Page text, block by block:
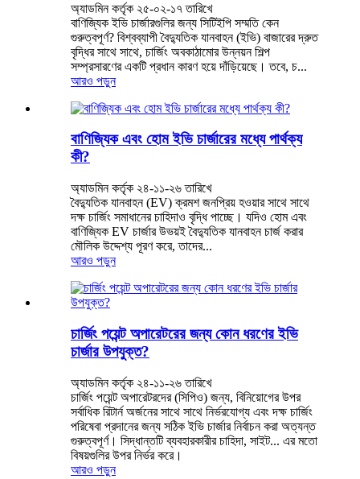
অ্যাডমিন কর্তৃক ২৫-০২-১৭ তারিখে
বাণিজ্যিক ইভি চার্জারগুলির জন্য সিটিইপি সম্মতি কেন
গুরুত্বপূর্ণ? বিশ্বব্যাপী বৈদ্যুতিক যানবাহন (ইভি) বাজারের দ্রুত
বৃদ্ধির সাথে সাথে, চার্জিং অবকাঠামোর উন্নয়ন শিল্প
সম্প্রসারণের একটি প্রধান কারণ হয়ে দাঁড়িয়েছে। তবে, চ...
আরও পড়ুন
বাণিজ্যিক এবং হোম ইভি চার্জারের মধ্যে পার্থক্য
কী?
অ্যাডমিন কর্তৃক ২৪-১১-২৬ তারিখে
বৈদ্যুতিক যানবাহন (EV) ক্রমশ জনপ্রিয় হওয়ার সাথে সাথে
দক্ষ চার্জিং সমাধানের চাহিদাও বৃদ্ধি পাচ্ছে। যদিও হোম এবং
বাণিজ্যিক EV চার্জার উভয়ই বৈদ্যুতিক যানবাহন চার্জ করার
মৌলিক উদ্দেশ্য পূরণ করে, তাদের...
আরও পড়ুন
চার্জিং পয়েন্ট অপারেটরের জন্য কোন ধরণের ইভি
চার্জার উপযুক্ত?
অ্যাডমিন কর্তৃক ২৪-১১-২৬ তারিখে
চার্জিং পয়েন্ট অপারেটরদের (সিপিও) জন্য, বিনিয়োগের উপর
সর্বাধিক রিটার্ন অর্জনের সাথে সাথে নির্ভরযোগ্য এবং দক্ষ চার্জিং
পরিষেবা প্রদানের জন্য সঠিক ইভি চার্জার নির্বাচন করা অত্যন্ত
গুরুত্বপূর্ণ। সিদ্ধান্তটি ব্যবহারকারীর চাহিদা, সাইট... এর মতো
বিষয়গুলির উপর নির্ভর করে।
আরও পড়ুন